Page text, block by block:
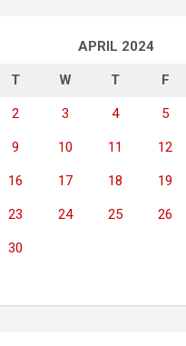
APRIL 2024
T W T F
2 3 4 5
9 10 11 12
16 17 18 19
23 24 25 26
30